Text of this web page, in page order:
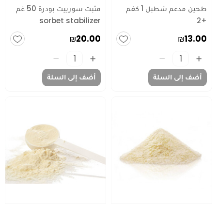
طحين مدعم شطبل 1 كغم
+2
₪13.00
أضف إلى السلة
مثبت سوربيت بودرة 50 غم
sorbet stabilizer
₪20.00
أضف إلى السلة